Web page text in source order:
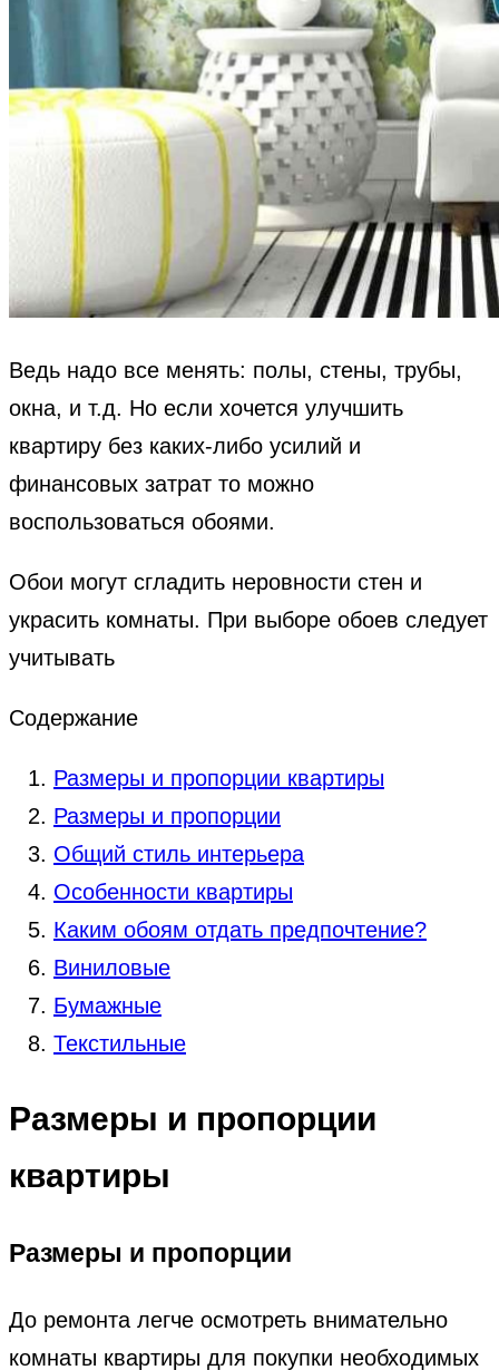
Ведь надо все менять: полы, стены, трубы,
окна, и т.д. Но если хочется улучшить
квартиру без каких-либо усилий и
финансовых затрат то можно
воспользоваться обоями.
Обои могут сгладить неровности стен и
украсить комнаты. При выборе обоев следует
учитывать
Содержание
Размеры и пропорции квартиры
Размеры и пропорции
Общий стиль интерьера
Особенности квартиры
Каким обоям отдать предпочтение?
Виниловые
Бумажные
Текстильные
Размеры и пропорции
квартиры
Размеры и пропорции
До ремонта легче осмотреть внимательно
комнаты квартиры для покупки необходимых